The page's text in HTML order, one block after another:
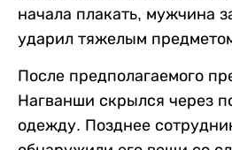
начала плакать, мужчина
ударил тяжелым
После предполагаемого
Нагванши скрылся через
одежду. Позднее